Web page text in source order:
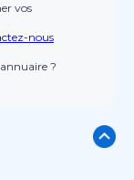
vos
nous
?